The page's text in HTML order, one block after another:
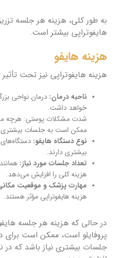
به طور کلی، هزینه هر جلسه
هایفوتراپی بیشتر است.
هزینه هایفو
هزینه هایفوتراپی نیز تحت
ناحیه درمان: درمان نواحی
خواهد داشت.
شدت مشکلات پوستی: هرچه
ممکن است به جلسات بیشتری
نوع دستگاه هایفو: دستگاه‌های
بیشتری دارند.
تعداد جلسات مورد نیاز:
هزینه کلی را افزایش می‌دهد.
مهارت پزشک و موقعیت
هزینه هایفوتراپی مؤثر هستند.
در حالی که هزینه هر جلسه
پروفایلو است، ممکن است برای
جلسات بیشتری نیاز باشد که در